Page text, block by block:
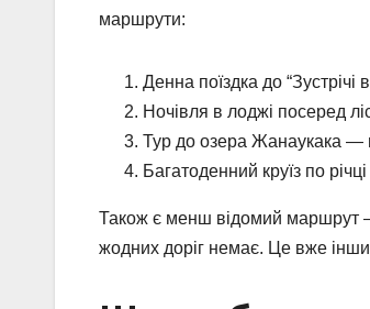
маршрути:
Денна поїздка до “Зустрічі
Ночівля в лоджі посеред
Тур до озера Жанаукака —
Багатоденний круїз по
Також є менш відомий маршрут —
жодних доріг немає. Це вже